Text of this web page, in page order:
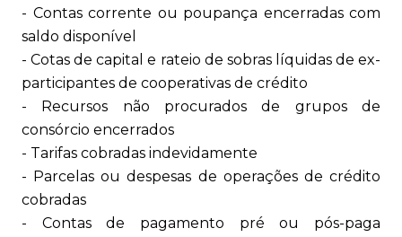
- Contas corrente ou poupança encerradas com
saldo disponível
- Cotas de capital e rateio de sobras líquidas de ex-
participantes de cooperativas de crédito
- Recursos não procurados de grupos de
consórcio encerrados
- Tarifas cobradas indevidamente
- Parcelas ou despesas de operações de crédito
cobradas
- Contas de pagamento pré ou pós-paga